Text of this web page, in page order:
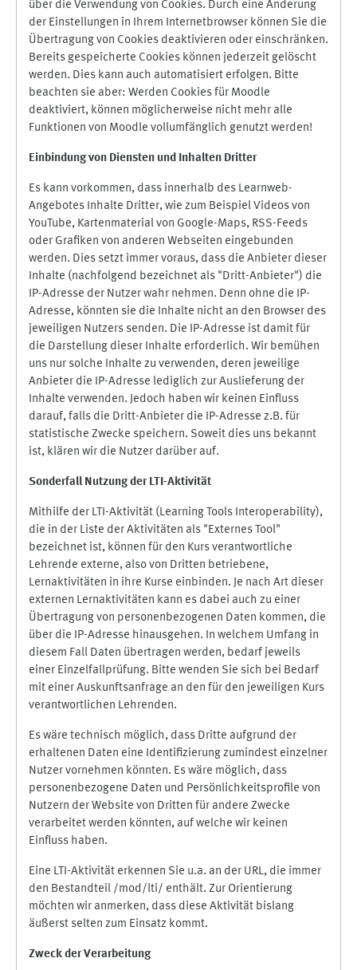
über die Verwendung von Cookies. Durch eine Änderung
der Einstellungen in Ihrem Internetbrowser können Sie die
Übertragung von Cookies deaktivieren oder einschränken.
Bereits gespeicherte Cookies können jederzeit gelöscht
werden. Dies kann auch automatisiert erfolgen. Bitte
beachten sie aber: Werden Cookies für Moodle
deaktiviert, können möglicherweise nicht mehr alle
Funktionen von Moodle vollumfänglich genutzt werden!
Einbindung von Diensten und Inhalten Dritter
Es kann vorkommen, dass innerhalb des Learnweb-
Angebotes Inhalte Dritter, wie zum Beispiel Videos von
YouTube, Kartenmaterial von Google-Maps, RSS-Feeds
oder Grafiken von anderen Webseiten eingebunden
werden. Dies setzt immer voraus, dass die Anbieter dieser
Inhalte (nachfolgend bezeichnet als "Dritt-Anbieter") die
IP-Adresse der Nutzer wahr nehmen. Denn ohne die IP-
Adresse, könnten sie die Inhalte nicht an den Browser des
jeweiligen Nutzers senden. Die IP-Adresse ist damit für
die Darstellung dieser Inhalte erforderlich. Wir bemühen
uns nur solche Inhalte zu verwenden, deren jeweilige
Anbieter die IP-Adresse lediglich zur Auslieferung der
Inhalte verwenden. Jedoch haben wir keinen Einfluss
darauf, falls die Dritt-Anbieter die IP-Adresse z.B. für
statistische Zwecke speichern. Soweit dies uns bekannt
ist, klären wir die Nutzer darüber auf.
Sonderfall Nutzung der LTI-Aktivität
Mithilfe der LTI-Aktivität (Learning Tools Interoperability),
die in der Liste der Aktivitäten als "Externes Tool"
bezeichnet ist, können für den Kurs verantwortliche
Lehrende externe, also von Dritten betriebene,
Lernaktivitäten in ihre Kurse einbinden. Je nach Art dieser
externen Lernaktivitäten kann es dabei auch zu einer
Übertragung von personenbezogenen Daten kommen, die
über die IP-Adresse hinausgehen. In welchem Umfang in
diesem Fall Daten übertragen werden, bedarf jeweils
einer Einzelfallprüfung. Bitte wenden Sie sich bei Bedarf
mit einer Auskunftsanfrage an den für den jeweiligen Kurs
verantwortlichen Lehrenden.
Es wäre technisch möglich, dass Dritte aufgrund der
erhaltenen Daten eine Identifizierung zumindest einzelner
Nutzer vornehmen könnten. Es wäre möglich, dass
personenbezogene Daten und Persönlichkeitsprofile von
Nutzern der Website von Dritten für andere Zwecke
verarbeitet werden könnten, auf welche wir keinen
Einfluss haben.
Eine LTI-Aktivität erkennen Sie u.a. an der URL, die immer
den Bestandteil /mod/lti/ enthält. Zur Orientierung
möchten wir anmerken, dass diese Aktivität bislang
äußerst selten zum Einsatz kommt.
Zweck der Verarbeitung